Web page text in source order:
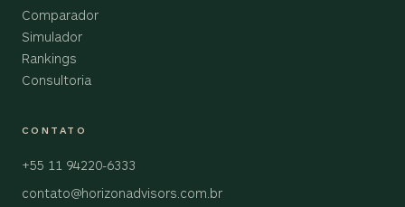
Comparador
Simulador
Rankings
Consultoria
CONTATO
+55 11 94220-6333
contato@horizonadvisors.com.br